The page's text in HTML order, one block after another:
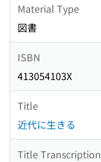
Material Type
図書
ISBN
413054103X
Title
近代に生きる
Title Transcription